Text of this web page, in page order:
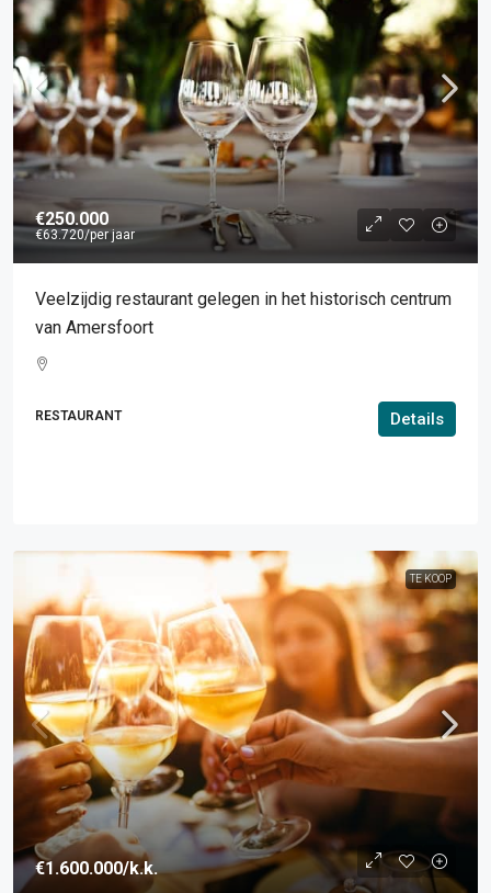
€250.000
€63.720/per jaar
Veelzijdig restaurant gelegen in het historisch centrum
van Amersfoort
RESTAURANT Details
TE KOOP
€1.600.000/k.k.